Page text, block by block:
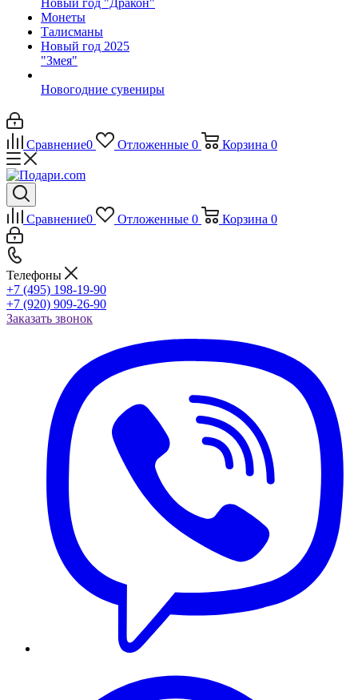
Новый год "Дракон"
Монеты
Талисманы
Новый год 2025
"Змея"
Новогодние сувениры
Сравнение0 Отложенные 0 Корзина 0
Сравнение0 Отложенные 0 Корзина 0
Телефоны
+7 (495) 198-19-90
+7 (920) 909-26-90
Заказать звонок